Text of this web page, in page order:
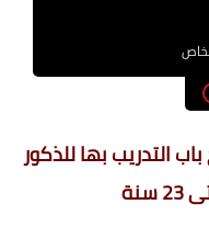
والمعاهد
التدريب بها للذكور